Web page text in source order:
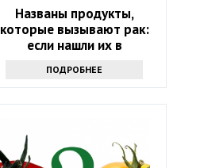
Названы продукты,
которые вызывают рак:
если нашли их в
выбрасывайте
ПОДРОБНЕЕ